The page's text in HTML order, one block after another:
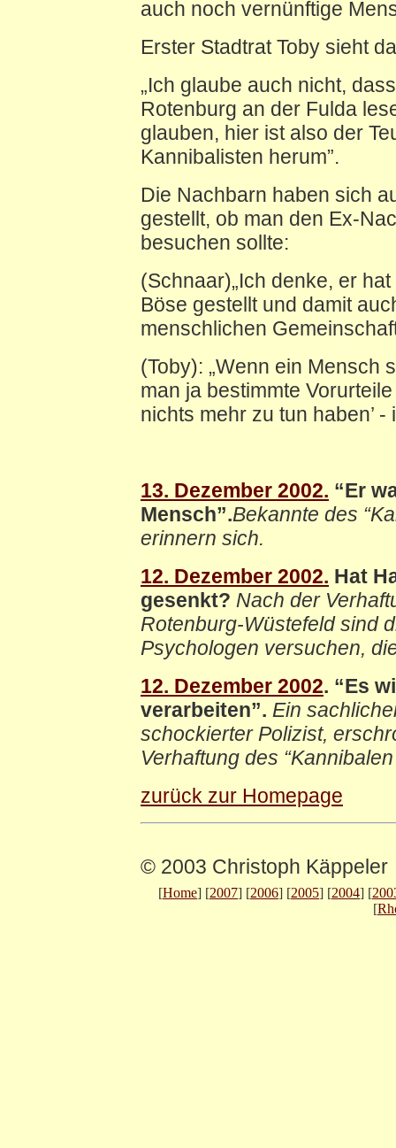
auch noch vernünftige
Erster Stadtrat Toby sieht
„Ich glaube auch nicht,
Rotenburg an der Fulda
glauben, hier ist also der
Kannibalisten herum”.
Die Nachbarn haben sich
gestellt, ob man den Ex-
besuchen sollte:
(Schnaar)„Ich denke, er
Böse gestellt und damit
menschlichen
(Toby): „Wenn ein Mensch
man ja bestimmte
nichts mehr zu tun haben’ -
13. Dezember 2002. “Er
Mensch”.Bekannte des
erinnern sich.
12. Dezember 2002. Hat
gesenkt? Nach der
Rotenburg-Wüstefeld sind
Psychologen versuchen,
12. Dezember 2002. “Es
verarbeiten”. Ein
schockierter Polizist,
Verhaftung des
zurück zur Homepage
© 2003 Christoph Käppeler
[Home] [2007] [2006] [2005] [2004] [
[